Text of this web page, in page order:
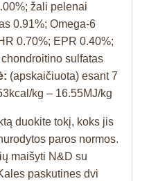
žali pelenai
0.91%; Omega-6
0.70%; EPR 0.40%;
sulfatas
(apskaičiuota) esant 7
kg – 16.55MJ/kg
duokite tokį, koks jis
paros normos.
maišyti N&D su
paskutines dvi